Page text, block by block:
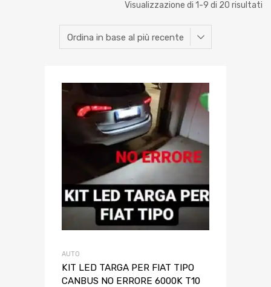
Visualizzazione di 1-9 di 20 risultati
AUTO
KIT LED TARGA PER FIAT TIPO
CANBUS NO ERRORE 6000K T10